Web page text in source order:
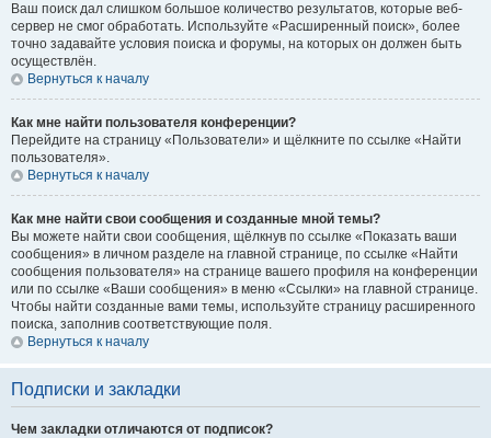
Ваш поиск дал слишком большое количество результатов, которые веб-
сервер не смог обработать. Используйте «Расширенный поиск», более
точно задавайте условия поиска и форумы, на которых он должен быть
осуществлён.
Вернуться к началу
Как мне найти пользователя конференции?
Перейдите на страницу «Пользователи» и щёлкните по ссылке «Найти
пользователя».
Вернуться к началу
Как мне найти свои сообщения и созданные мной темы?
Вы можете найти свои сообщения, щёлкнув по ссылке «Показать ваши
сообщения» в личном разделе на главной странице, по ссылке «Найти
сообщения пользователя» на странице вашего профиля на конференции
или по ссылке «Ваши сообщения» в меню «Ссылки» на главной странице.
Чтобы найти созданные вами темы, используйте страницу расширенного
поиска, заполнив соответствующие поля.
Вернуться к началу
Подписки и закладки
Чем закладки отличаются от подписок?